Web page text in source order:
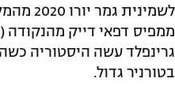
בטורניר גדול.